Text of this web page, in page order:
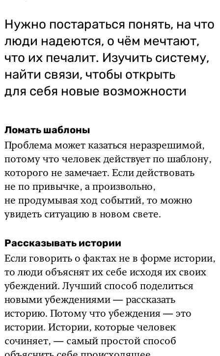
Нужно постараться понять, на что
люди надеются, о чём мечтают,
что их печалит. Изучить систему,
найти связи, чтобы открыть
для себя новые возможности
Ломать шаблоны
Проблема может казаться неразрешимой,
потому что человек действует по шаблону,
которого не замечает. Если действовать
не по привычке, а произвольно,
не продумывая ход событий, то можно
увидеть ситуацию в новом свете.
Рассказывать истории
Если говорить о фактах не в форме истории,
то люди объяснят их себе исходя их своих
убеждений. Лучший способ поделиться
новыми убеждениями — рассказать
историю. Потому что убеждения — это
истории. Истории, которые человек
сочиняет, — самый простой способ